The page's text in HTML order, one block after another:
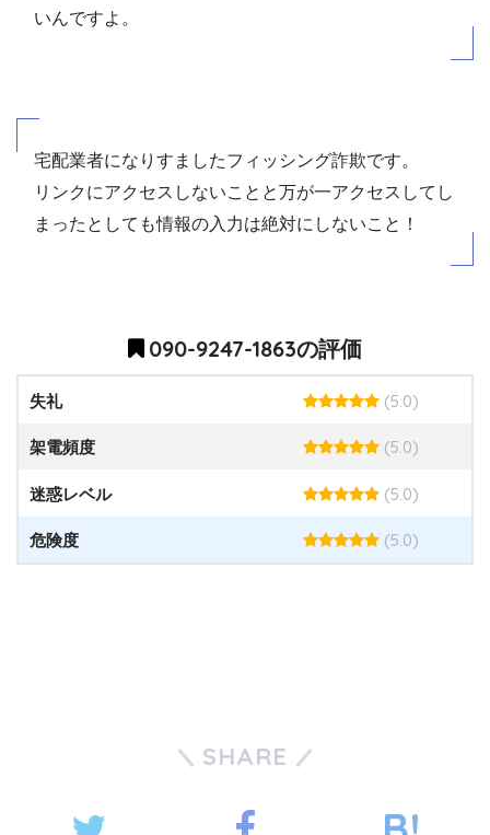
いんですよ。
宅配業者になりすましたフィッシング詐欺です。
リンクにアクセスしないことと万が一アクセスしてし
まったとしても情報の入力は絶対にしないこと！
090-9247-1863の評価
失礼 (5.0)
架電頻度 (5.0)
迷惑レベル (5.0)
危険度 (5.0)
SHARE